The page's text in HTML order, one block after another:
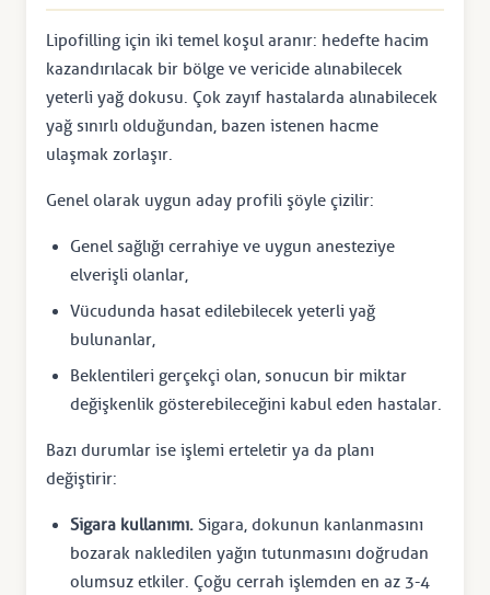
Lipofilling için iki temel koşul aranır: hedefte hacim
kazandırılacak bir bölge ve vericide alınabilecek
yeterli yağ dokusu. Çok zayıf hastalarda alınabilecek
yağ sınırlı olduğundan, bazen istenen hacme
ulaşmak zorlaşır.
Genel olarak uygun aday profili şöyle çizilir:
Genel sağlığı cerrahiye ve uygun anesteziye
elverişli olanlar,
Vücudunda hasat edilebilecek yeterli yağ
bulunanlar,
Beklentileri gerçekçi olan, sonucun bir miktar
değişkenlik gösterebileceğini kabul eden hastalar.
Bazı durumlar ise işlemi erteletir ya da planı
değiştirir:
Sigara kullanımı. Sigara, dokunun kanlanmasını
bozarak nakledilen yağın tutunmasını doğrudan
olumsuz etkiler. Çoğu cerrah işlemden en az 3-4